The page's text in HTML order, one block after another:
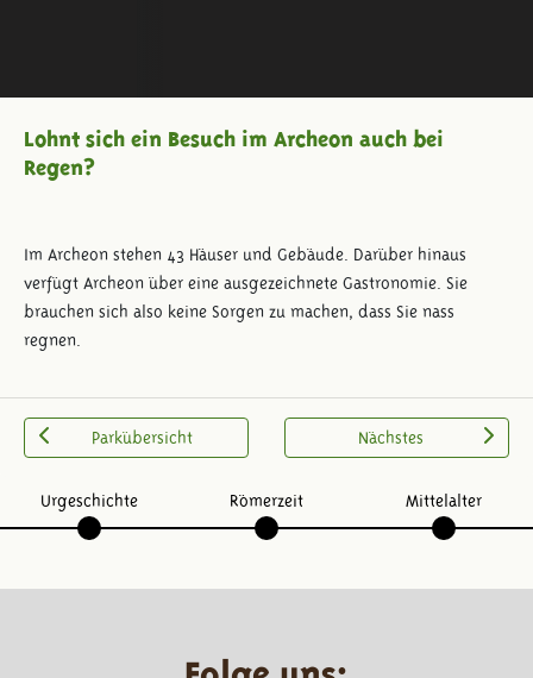
Lohnt sich ein Besuch im Archeon auch bei
Regen?
Im Archeon stehen 43 Häuser und Gebäude. Darüber hinaus
verfügt Archeon über eine ausgezeichnete Gastronomie. Sie
brauchen sich also keine Sorgen zu machen, dass Sie nass
regnen.
Parkübersicht Nächstes
Urgeschichte Römerzeit Mittelalter
Folge uns: